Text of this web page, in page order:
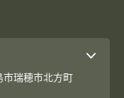
市瑞穂市北方町